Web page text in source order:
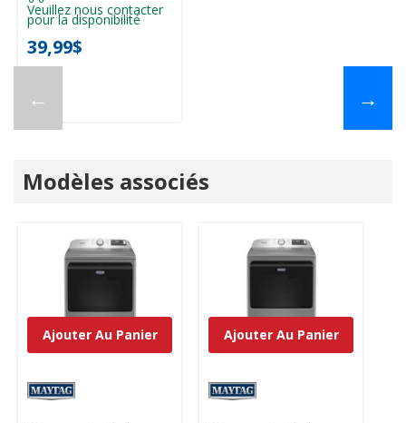
←
Veuillez nous contacter
pour la disponibilité
39,99$
→
Modèles associés
Ajouter Au Panier Ajouter Au Panier